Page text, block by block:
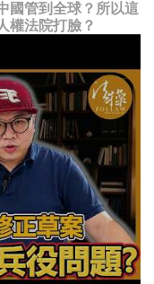
國管到全球？所以這
權法院打臉？